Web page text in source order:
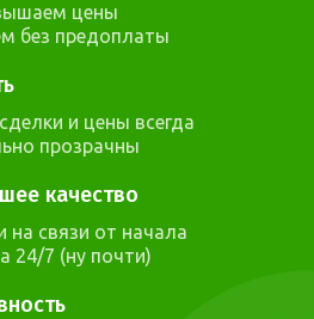
цены
без предоплаты
и цены всегда
прозрачны
качество
связи от начала
24/7 (ну почти)